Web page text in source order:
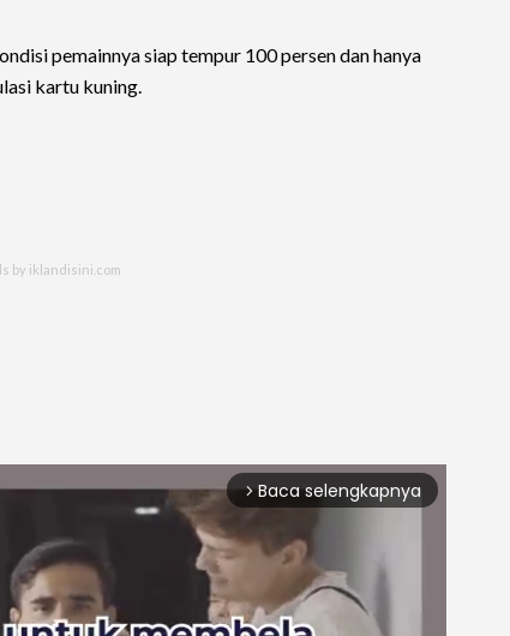
pemainnya siap tempur 100 persen dan hanya
kartu kuning.
arrow_forward_ios Baca selengkapnya